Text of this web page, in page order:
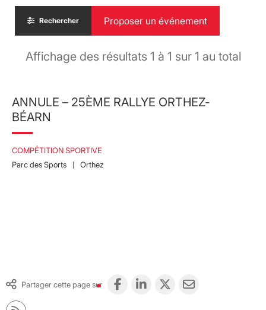
Rechercher Proposer un événement
Affichage des résultats 1 à 1 sur 1 au total
COMPÉTITION SPORTIVE
ANNULE – 25ÈME RALLYE ORTHEZ-
BÉARN
Parc des Sports Orthez
Partager cette page sur